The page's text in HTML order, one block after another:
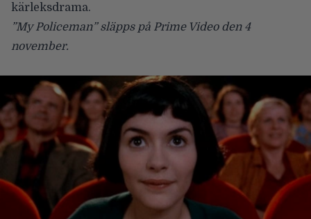
kärleksdrama.
”My Policeman” släpps på Prime Video den 4
november.